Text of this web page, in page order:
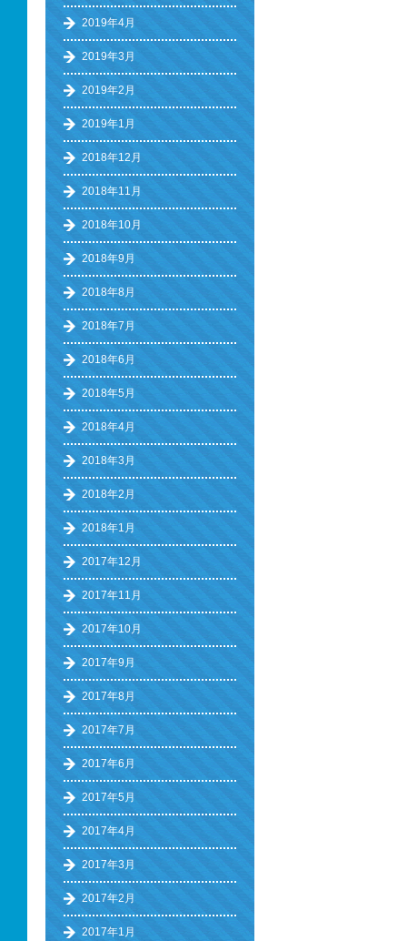
2019年4月
2019年3月
2019年2月
2019年1月
2018年12月
2018年11月
2018年10月
2018年9月
2018年8月
2018年7月
2018年6月
2018年5月
2018年4月
2018年3月
2018年2月
2018年1月
2017年12月
2017年11月
2017年10月
2017年9月
2017年8月
2017年7月
2017年6月
2017年5月
2017年4月
2017年3月
2017年2月
2017年1月